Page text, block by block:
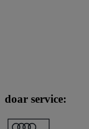
doar service: